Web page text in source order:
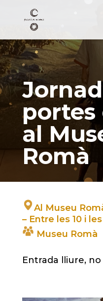
portes
al
Romà
Al Museu
– Entre les 10 i
Museu Romà
Entrada lliure,